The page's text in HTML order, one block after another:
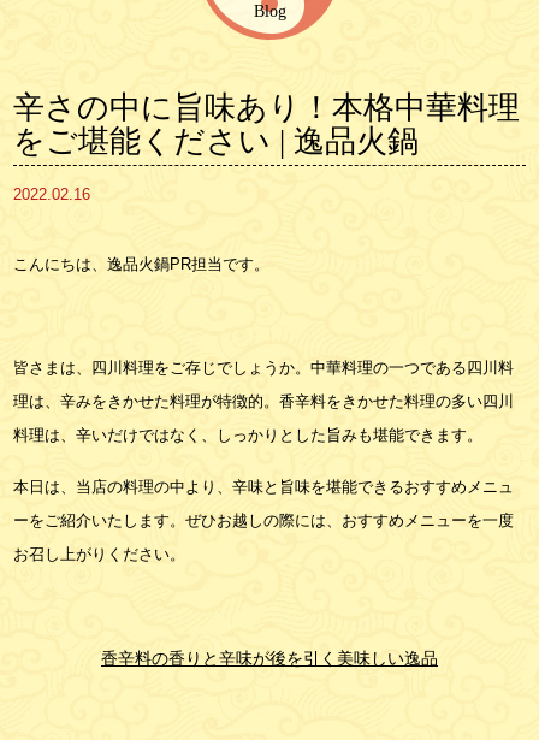
Blog
辛さの中に旨味あり！本格中華料理
をご堪能ください | 逸品火鍋
2022.02.16
こんにちは、逸品火鍋PR担当です。
皆さまは、四川料理をご存じでしょうか。中華料理の一つである四川料
理は、辛みをきかせた料理が特徴的。香辛料をきかせた料理の多い四川
料理は、辛いだけではなく、しっかりとした旨みも堪能できます。
本日は、当店の料理の中より、辛味と旨味を堪能できるおすすめメニュ
ーをご紹介いたします。ぜひお越しの際には、おすすめメニューを一度
お召し上がりください。
香辛料の香りと辛味が後を引く美味しい逸品